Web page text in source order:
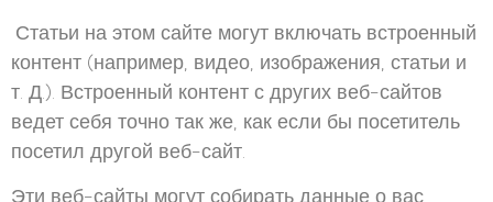
Статьи на этом сайте могут включать встроенный
контент (например, видео, изображения, статьи и
т. Д.). Встроенный контент с других веб-сайтов
ведет себя точно так же, как если бы посетитель
посетил другой веб-сайт.